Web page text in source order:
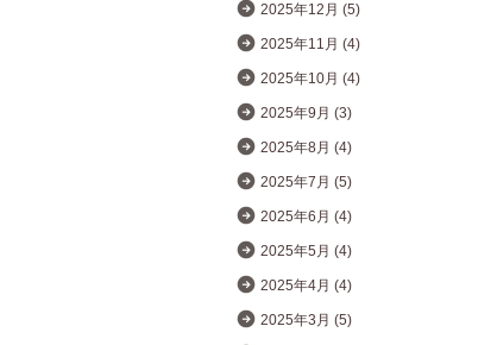
2025年12月 (5)
2025年11月 (4)
2025年10月 (4)
2025年9月 (3)
2025年8月 (4)
2025年7月 (5)
2025年6月 (4)
2025年5月 (4)
2025年4月 (4)
2025年3月 (5)